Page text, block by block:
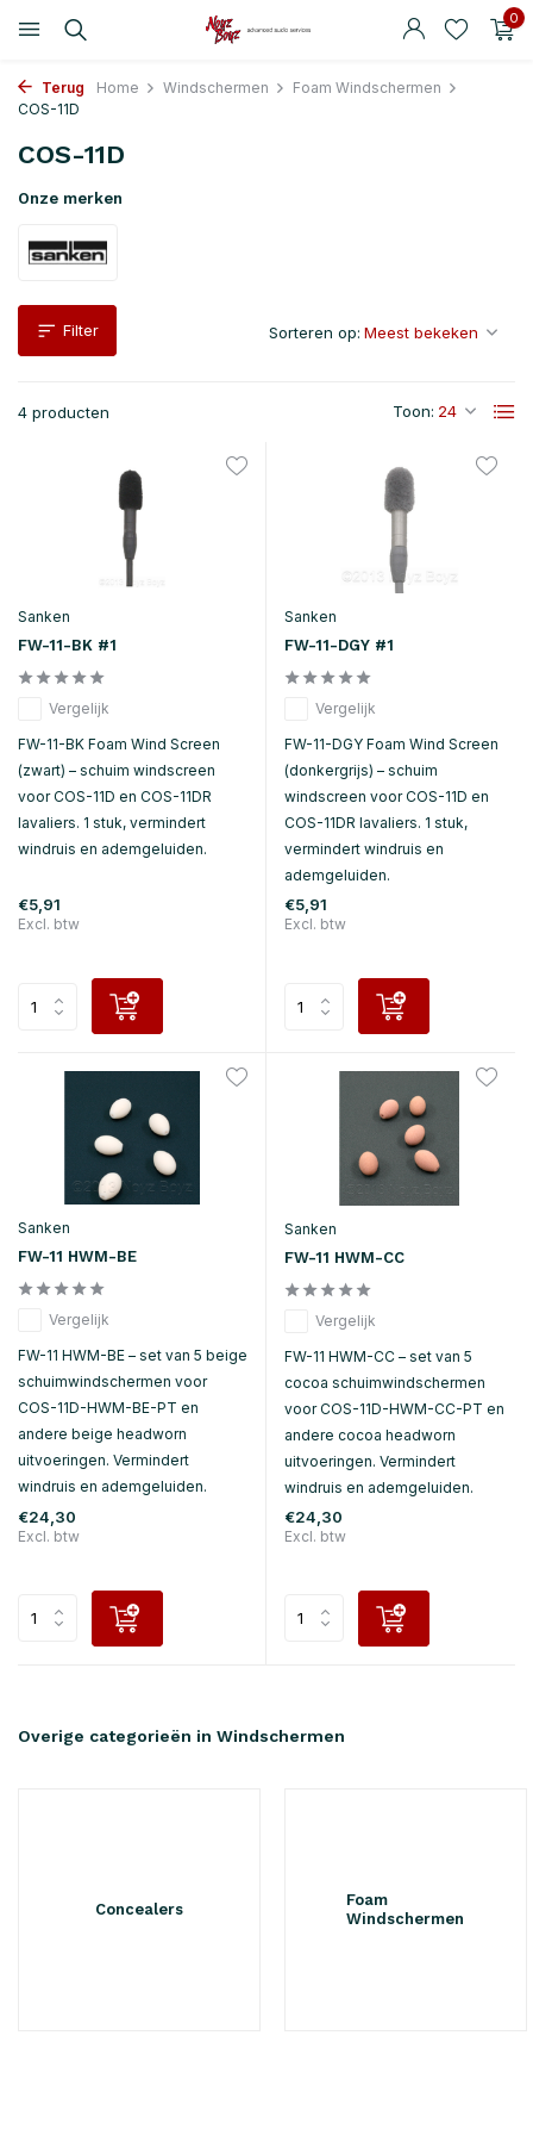
0
Terug Home Windschermen
Foam Windschermen
COS-11D
COS-11D
Onze merken
Filter
4 producten Toon:
Sorteren op:
Sanken
FW-11-BK #1
Vergelijk
FW-11-BK Foam Wind Screen
(zwart) – schuim windscreen
voor COS-11D en COS-11DR
lavaliers. 1 stuk, vermindert
windruis en ademgeluiden.
€5,91
Excl. btw
Sanken
FW-11-DGY #1
Vergelijk
FW-11-DGY Foam Wind Screen
(donkergrijs) – schuim
windscreen voor COS-11D en
COS-11DR lavaliers. 1 stuk,
vermindert windruis en
ademgeluiden.
€5,91
Excl. btw
Sanken
FW-11 HWM-BE
Vergelijk
FW-11 HWM-BE – set van 5 beige
schuimwindschermen voor
COS-11D-HWM-BE-PT en
andere beige headworn
uitvoeringen. Vermindert
windruis en ademgeluiden.
€24,30
Excl. btw
Sanken
FW-11 HWM-CC
Vergelijk
FW-11 HWM-CC – set van 5
cocoa schuimwindschermen
voor COS-11D-HWM-CC-PT en
andere cocoa headworn
uitvoeringen. Vermindert
windruis en ademgeluiden.
€24,30
Excl. btw
Overige categorieën in Windschermen
Concealers
Foam
Windschermen